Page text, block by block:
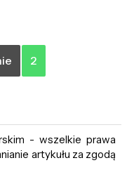
2
- wszelkie prawa
artykułu za zgodą